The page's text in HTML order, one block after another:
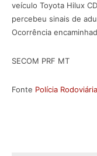
veículo Toyota Hilux
percebeu sinais de
Ocorrência
SECOM PRF MT
Fonte Polícia